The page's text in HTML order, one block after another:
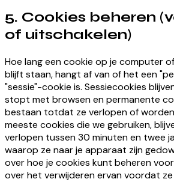
5. Cookies beheren
of uitschakelen)
Hoe lang een cookie op je computer
blijft staan, hangt af van of het een
"sessie"-cookie is. Sessiecookies
stopt met browsen en permanente
bestaan ​​totdat ze verlopen of
meeste cookies die we gebruiken,
verlopen tussen 30 minuten en twee
waarop ze naar je apparaat zijn
over hoe je cookies kunt beheren
over het verwijderen ervan voordat